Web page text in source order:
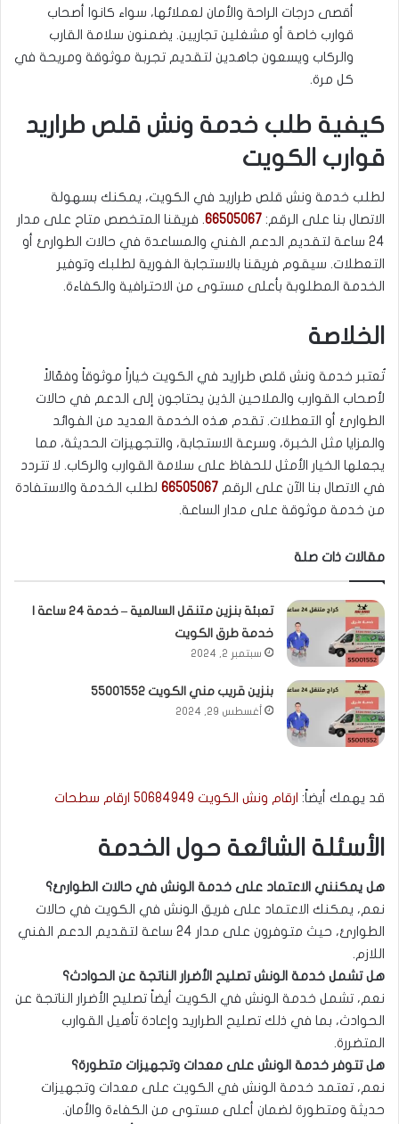
أقصى درجات الراحة والأمان لعملائها، سواء كانوا أصحاب
قوارب خاصة أو مشغلين تجاريين. يضمنون سلامة القارب
والركاب ويسعون جاهدين لتقديم تجربة موثوقة ومريحة في
كل مرة.
كيفية طلب خدمة ونش قلص طراريد
قوارب الكويت
لطلب خدمة ونش قلص طراريد في الكويت، يمكنك بسهولة
الاتصال بنا على الرقم: 66505067. فريقنا المتخصص متاح على مدار
24 ساعة لتقديم الدعم الفني والمساعدة في حالات الطوارئ أو
التعطلات. سيقوم فريقنا بالاستجابة الفورية لطلبك وتوفير
الخدمة المطلوبة بأعلى مستوى من الاحترافية والكفاءة.
الخلاصة
تُعتبر خدمة ونش قلص طراريد في الكويت خياراً موثوقاً وفعّالاً
لأصحاب القوارب والملاحين الذين يحتاجون إلى الدعم في حالات
الطوارئ أو التعطلات. تقدم هذه الخدمة العديد من الفوائد
والمزايا مثل الخبرة، وسرعة الاستجابة، والتجهيزات الحديثة، مما
يجعلها الخيار الأمثل للحفاظ على سلامة القوارب والركاب. لا تتردد
في الاتصال بنا الآن على الرقم 66505067 لطلب الخدمة والاستفادة
من خدمة موثوقة على مدار الساعة.
مقالات ذات صلة
تعبئة بنزين متنقل السالمية – خدمة 24 ساعة |
خدمة طرق الكويت
سبتمبر 2, 2024
بنزين قريب مني الكويت 55001552
أغسطس 29, 2024
قد يهمك أيضاً: ارقام ونش الكويت 50684949 ارقام سطحات
الأسئلة الشائعة حول الخدمة
هل يمكنني الاعتماد على خدمة الونش في حالات الطوارئ؟
نعم، يمكنك الاعتماد على فريق الونش في الكويت في حالات
الطوارئ، حيث متوفرون على مدار 24 ساعة لتقديم الدعم الفني
اللازم.
هل تشمل خدمة الونش تصليح الأضرار الناتجة عن الحوادث؟
نعم، تشمل خدمة الونش في الكويت أيضاً تصليح الأضرار الناتجة عن
الحوادث، بما في ذلك تصليح الطراريد وإعادة تأهيل القوارب
المتضررة.
هل تتوفر خدمة الونش على معدات وتجهيزات متطورة؟
نعم، تعتمد خدمة الونش في الكويت على معدات وتجهيزات
حديثة ومتطورة لضمان أعلى مستوى من الكفاءة والأمان.